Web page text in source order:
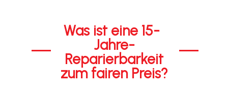
Was ist eine 15-
Jahre-
Reparierbarkeit
zum fairen Preis?